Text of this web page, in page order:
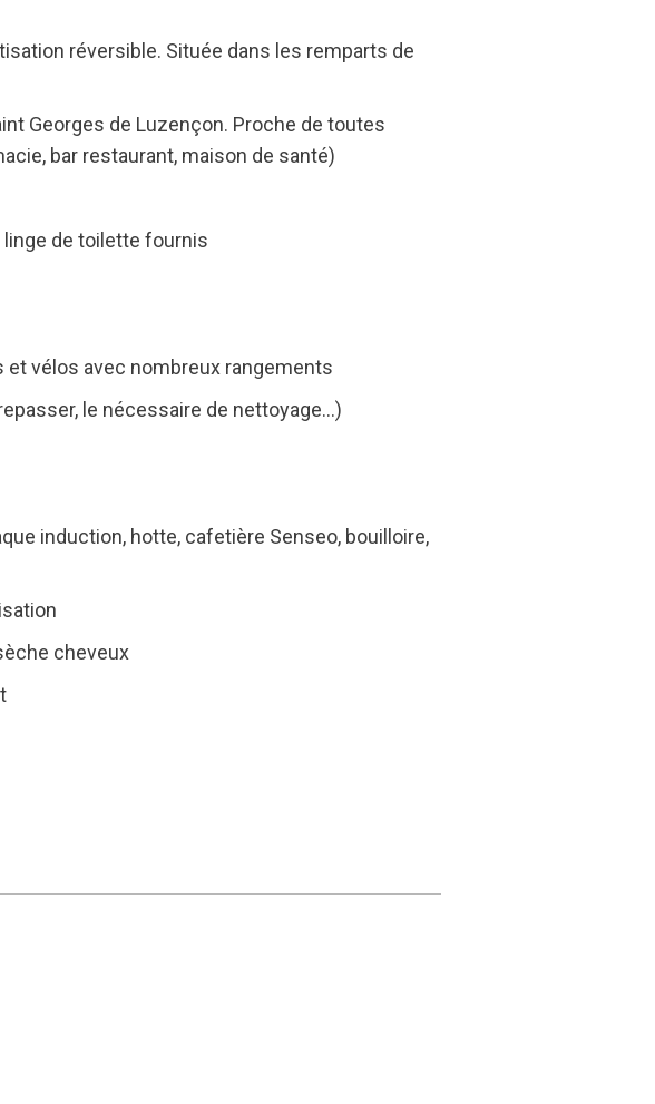
réversible. Située dans les remparts de
Georges de Luzençon. Proche de toutes
bar restaurant, maison de santé)
linge de toilette fournis
vélos avec nombreux rangements
le nécessaire de nettoyage…)
induction, hotte, cafetière Senseo, bouilloire,
cheveux